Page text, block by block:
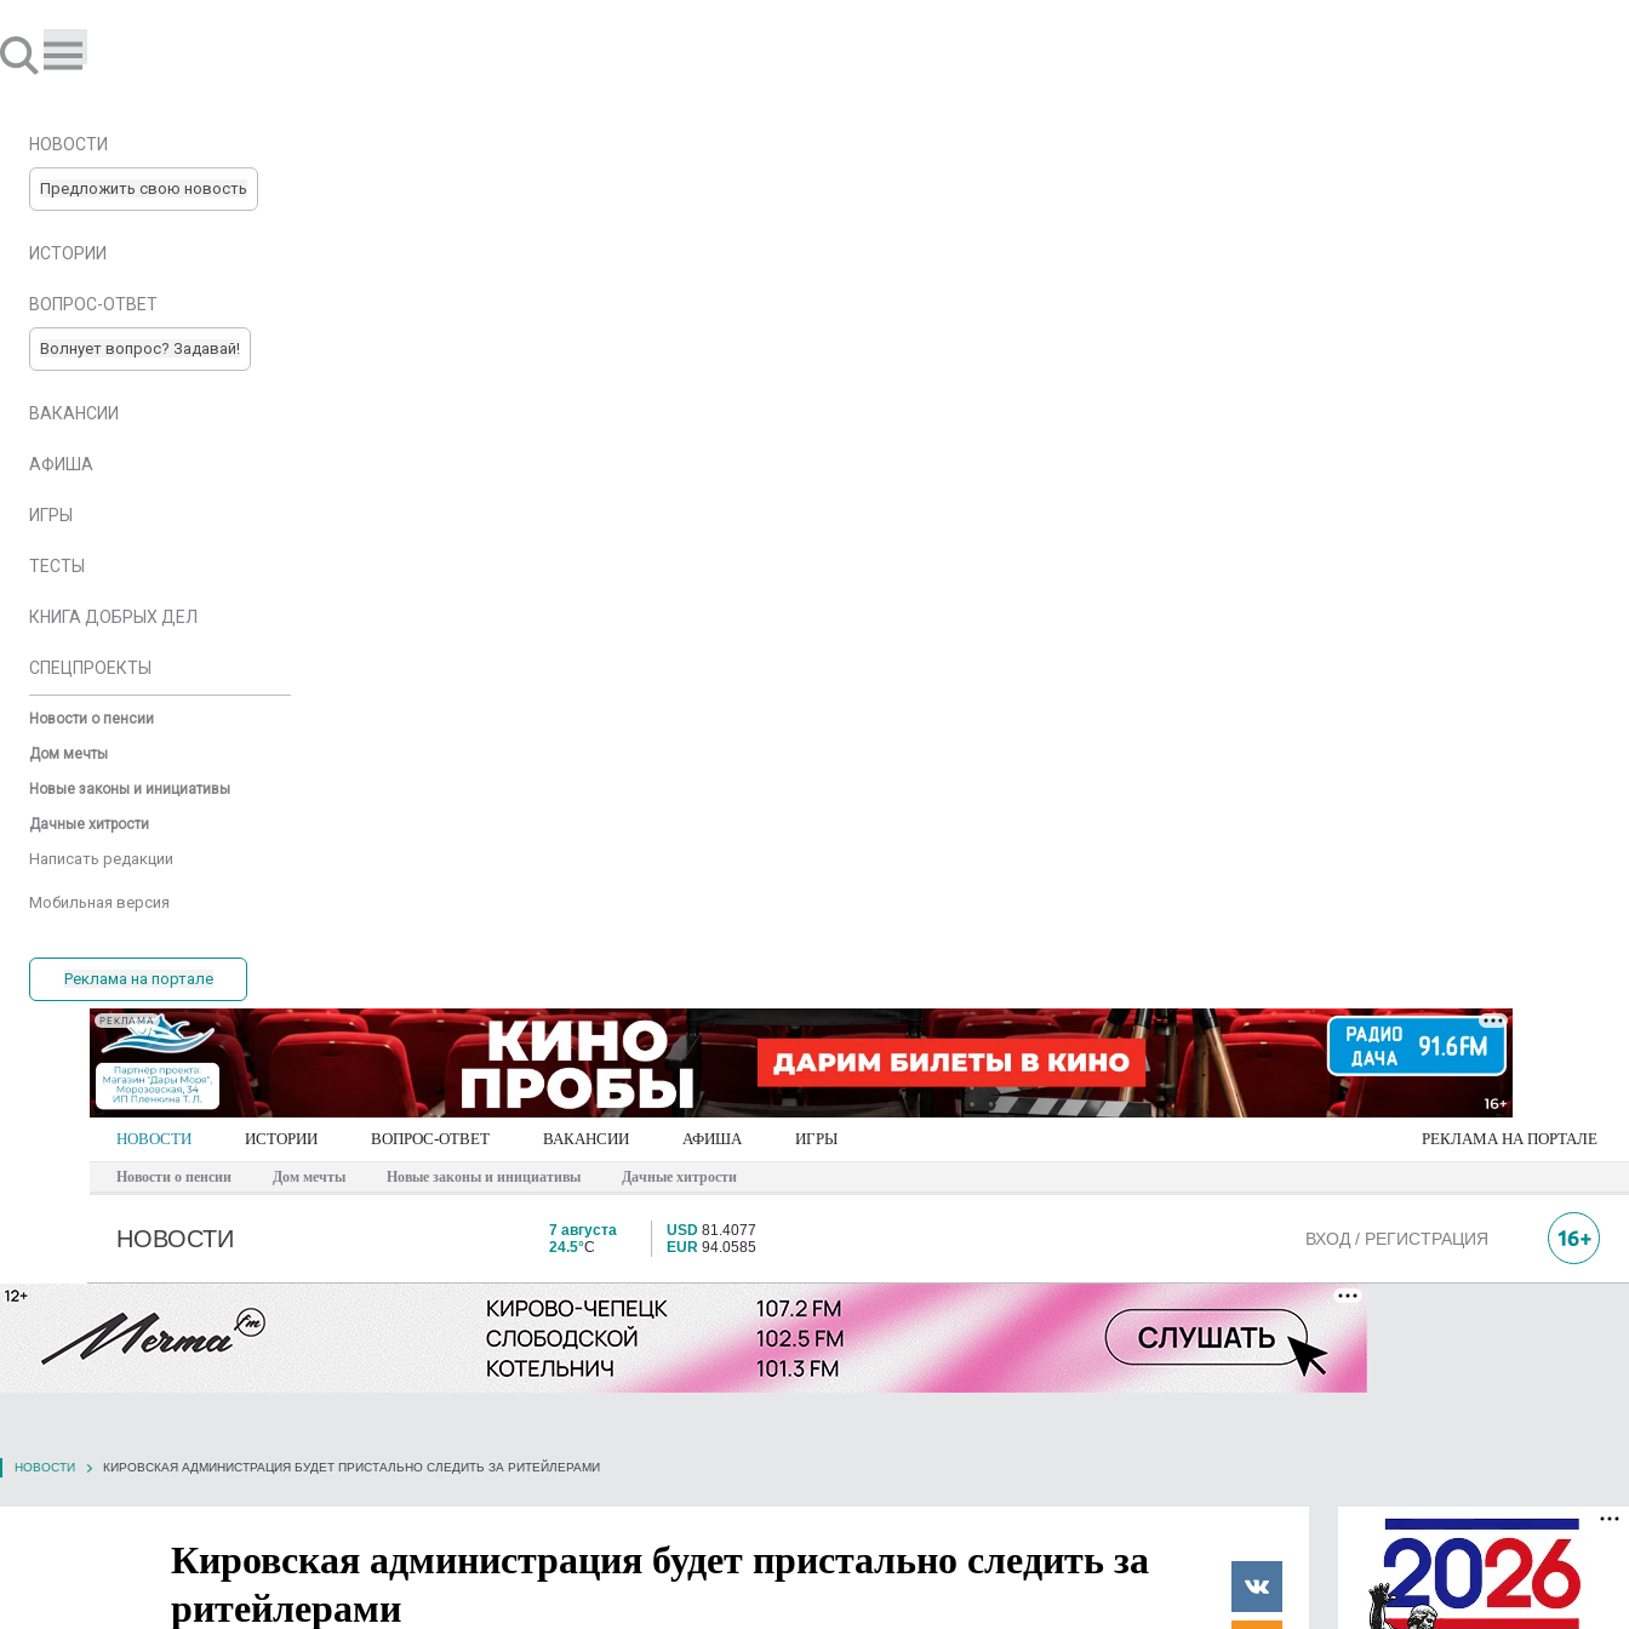
НОВОСТИ
Предложить свою новость
ИСТОРИИ
ВОПРОС-ОТВЕТ
Волнует вопрос? Задавай!
ВАКАНСИИ
АФИША
ИГРЫ
ТЕСТЫ
КНИГА ДОБРЫХ ДЕЛ
СПЕЦПРОЕКТЫ
Новости о пенсии
Дом мечты
Новые законы и инициативы
Дачные хитрости
Написать редакции
Мобильная версия
Реклама на портале
РЕКЛАМА
НОВОСТИ ИСТОРИИ ВОПРОС-ОТВЕТ ВАКАНСИИ АФИША ИГРЫ РЕКЛАМА НА ПОРТАЛЕ
Новости о пенсии Дом мечты Новые законы и инициативы Дачные хитрости
НОВОСТИ
7 августа
24.5°C
USD 81.4077
EUR 94.0585 ВХОД / РЕГИСТРАЦИЯ
НОВОСТИ КИРОВСКАЯ АДМИНИСТРАЦИЯ БУДЕТ ПРИСТАЛЬНО СЛЕДИТЬ ЗА РИТЕЙЛЕРАМИ
Кировская администрация будет пристально следить за
ритейлерами